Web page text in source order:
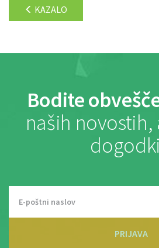
KAZALO
Bodite
naših novostih,
PRIJAVA